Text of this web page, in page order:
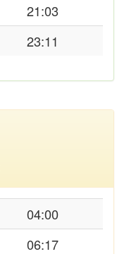
21:03
23:11
04:00
06:17